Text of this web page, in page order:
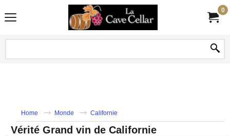
0
Home Monde Californie
Vérité Grand vin de Californie